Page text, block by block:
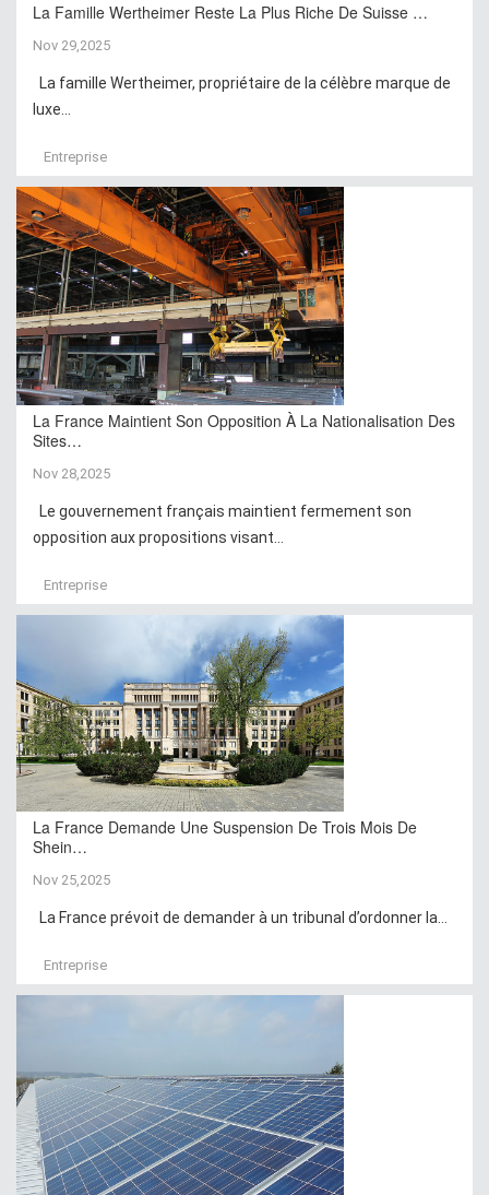
La Famille Wertheimer Reste La Plus Riche De Suisse …
Nov 29,2025
La famille Wertheimer, propriétaire de la célèbre marque de
luxe...
Entreprise
La France Maintient Son Opposition À La Nationalisation Des
Sites…
Nov 28,2025
Le gouvernement français maintient fermement son
opposition aux propositions visant...
Entreprise
La France Demande Une Suspension De Trois Mois De
Shein…
Nov 25,2025
La France prévoit de demander à un tribunal d’ordonner la...
Entreprise